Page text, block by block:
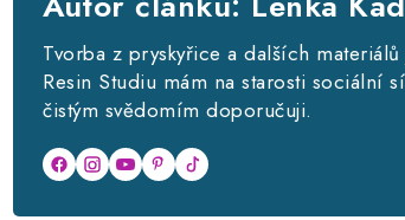
Tvorba z pryskyřice a dalších
Resin Studiu mám na starosti sociální
čistým svědomím doporučuji.